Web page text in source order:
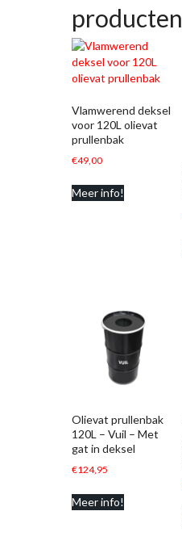
producten
Vlamwerend deksel
voor 120L olievat
prullenbak
€49,00
Meer info!
Olievat prullenbak
120L – Vuil – Met
gat in deksel
€124,95
Meer info!